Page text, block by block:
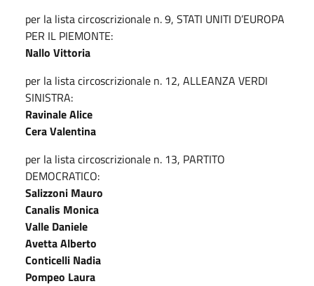
per la lista circoscrizionale n. 9, STATI UNITI D’EUROPA
PER IL PIEMONTE:
Nallo Vittoria
per la lista circoscrizionale n. 12, ALLEANZA VERDI
SINISTRA:
Ravinale Alice
Cera Valentina
per la lista circoscrizionale n. 13, PARTITO
DEMOCRATICO:
Salizzoni Mauro
Canalis Monica
Valle Daniele
Avetta Alberto
Conticelli Nadia
Pompeo Laura